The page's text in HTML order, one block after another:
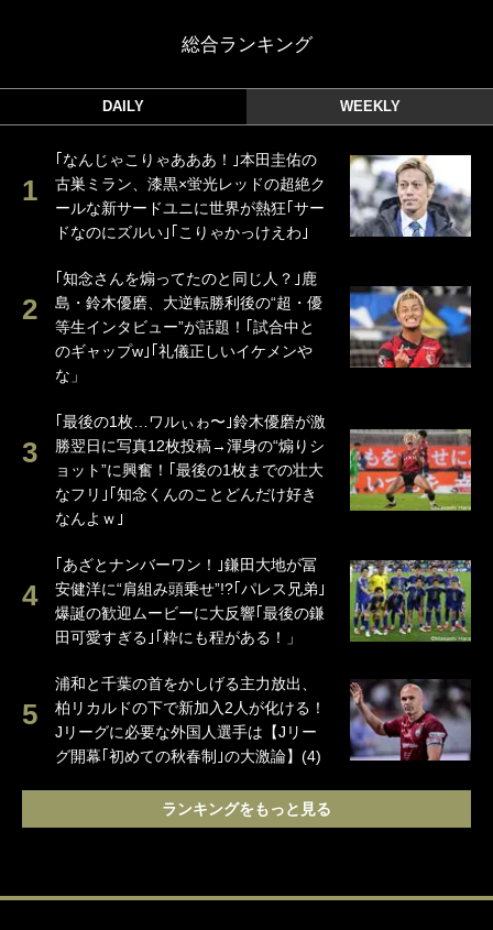
総合ランキング
DAILY WEEKLY
｢なんじゃこりゃあああ！｣本田圭佑の
古巣ミラン、漆黒×蛍光レッドの超絶ク
ールな新サードユニに世界が熱狂｢サー
ドなのにズルい｣｢こりゃかっけえわ｣
｢知念さんを煽ってたのと同じ人？｣鹿
島・鈴木優磨、大逆転勝利後の“超・優
等生インタビュー”が話題！｢試合中と
のギャップw｣｢礼儀正しいイケメンや
な」
｢最後の1枚…ワルぃゎ〜｣鈴木優磨が激
勝翌日に写真12枚投稿→渾身の“煽りシ
ョット”に興奮！｢最後の1枚までの壮大
なフリ｣｢知念くんのことどんだけ好き
なんよｗ｣
｢あざとナンバーワン！｣鎌田大地が冨
安健洋に“肩組み頭乗せ”!?｢パレス兄弟｣
爆誕の歓迎ムービーに大反響｢最後の鎌
田可愛すぎる｣｢粋にも程がある！」
浦和と千葉の首をかしげる主力放出、
柏リカルドの下で新加入2人が化ける！
Jリーグに必要な外国人選手は【Jリー
グ開幕｢初めての秋春制｣の大激論】(4)
ランキングをもっと見る